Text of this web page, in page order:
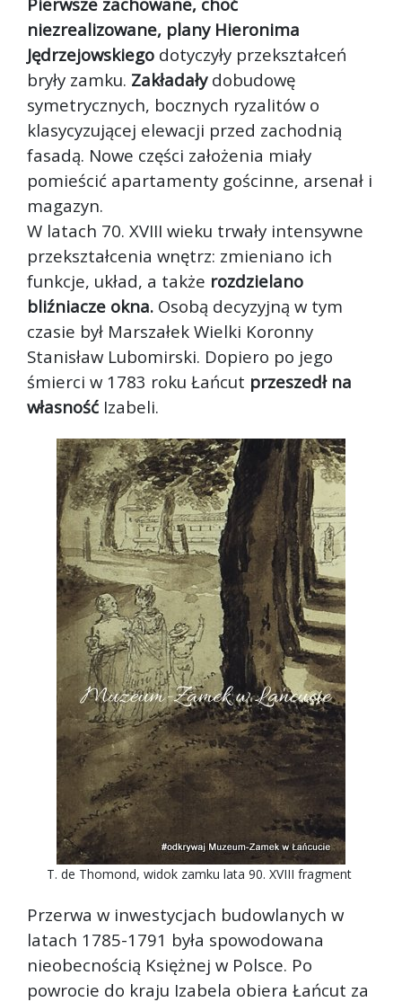
niezrealizowane, plany Hieronima
Jędrzejowskiego dotyczyły przekształceń
bryły zamku. Zakładałydobudowę
symetrycznych, bocznych ryzalitów o
klasycyzującej elewacji przed zachodnią
fasadą. Nowe części założenia miały
pomieścić apartamenty gościnne, arsenał i
magazyn.
W latach 70. XVIII wieku trwały intensywne
przekształcenia wnętrz: zmieniano ich
funkcje, układ, a także rozdzielano
bliźniacze okna. Osobą decyzyjną w tym
czasie był Marszałek Wielki Koronny
Stanisław Lubomirski. Dopiero po jego
śmierci w 1783 roku Łańcut przeszedł na
własność Izabeli.
T. de Thomond, widok zamku lata 90. XVIII fragment
Przerwa w inwestycjach budowlanych w
latach 1785-1791 była spowodowana
nieobecnością Księżnej w Polsce. Po
powrocie do kraju Izabela obiera Łańcut za